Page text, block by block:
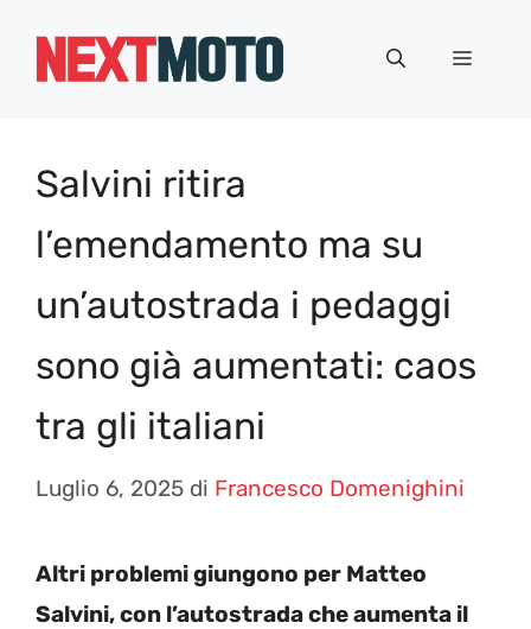
Menu
Salvini ritira
l’emendamento ma su
un’autostrada i pedaggi
sono già aumentati: caos
tra gli italiani
Luglio 6, 2025 di Francesco Domenighini
Altri problemi giungono per Matteo
Salvini, con l’autostrada che aumenta il